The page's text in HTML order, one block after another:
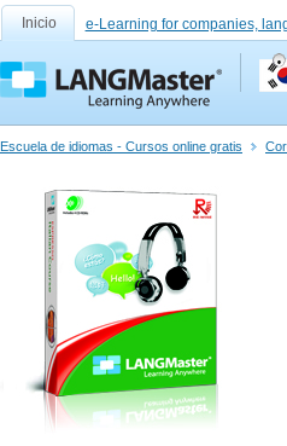
Inicio e-Learning for companies,
Escuela de idiomas - Cursos online gratis